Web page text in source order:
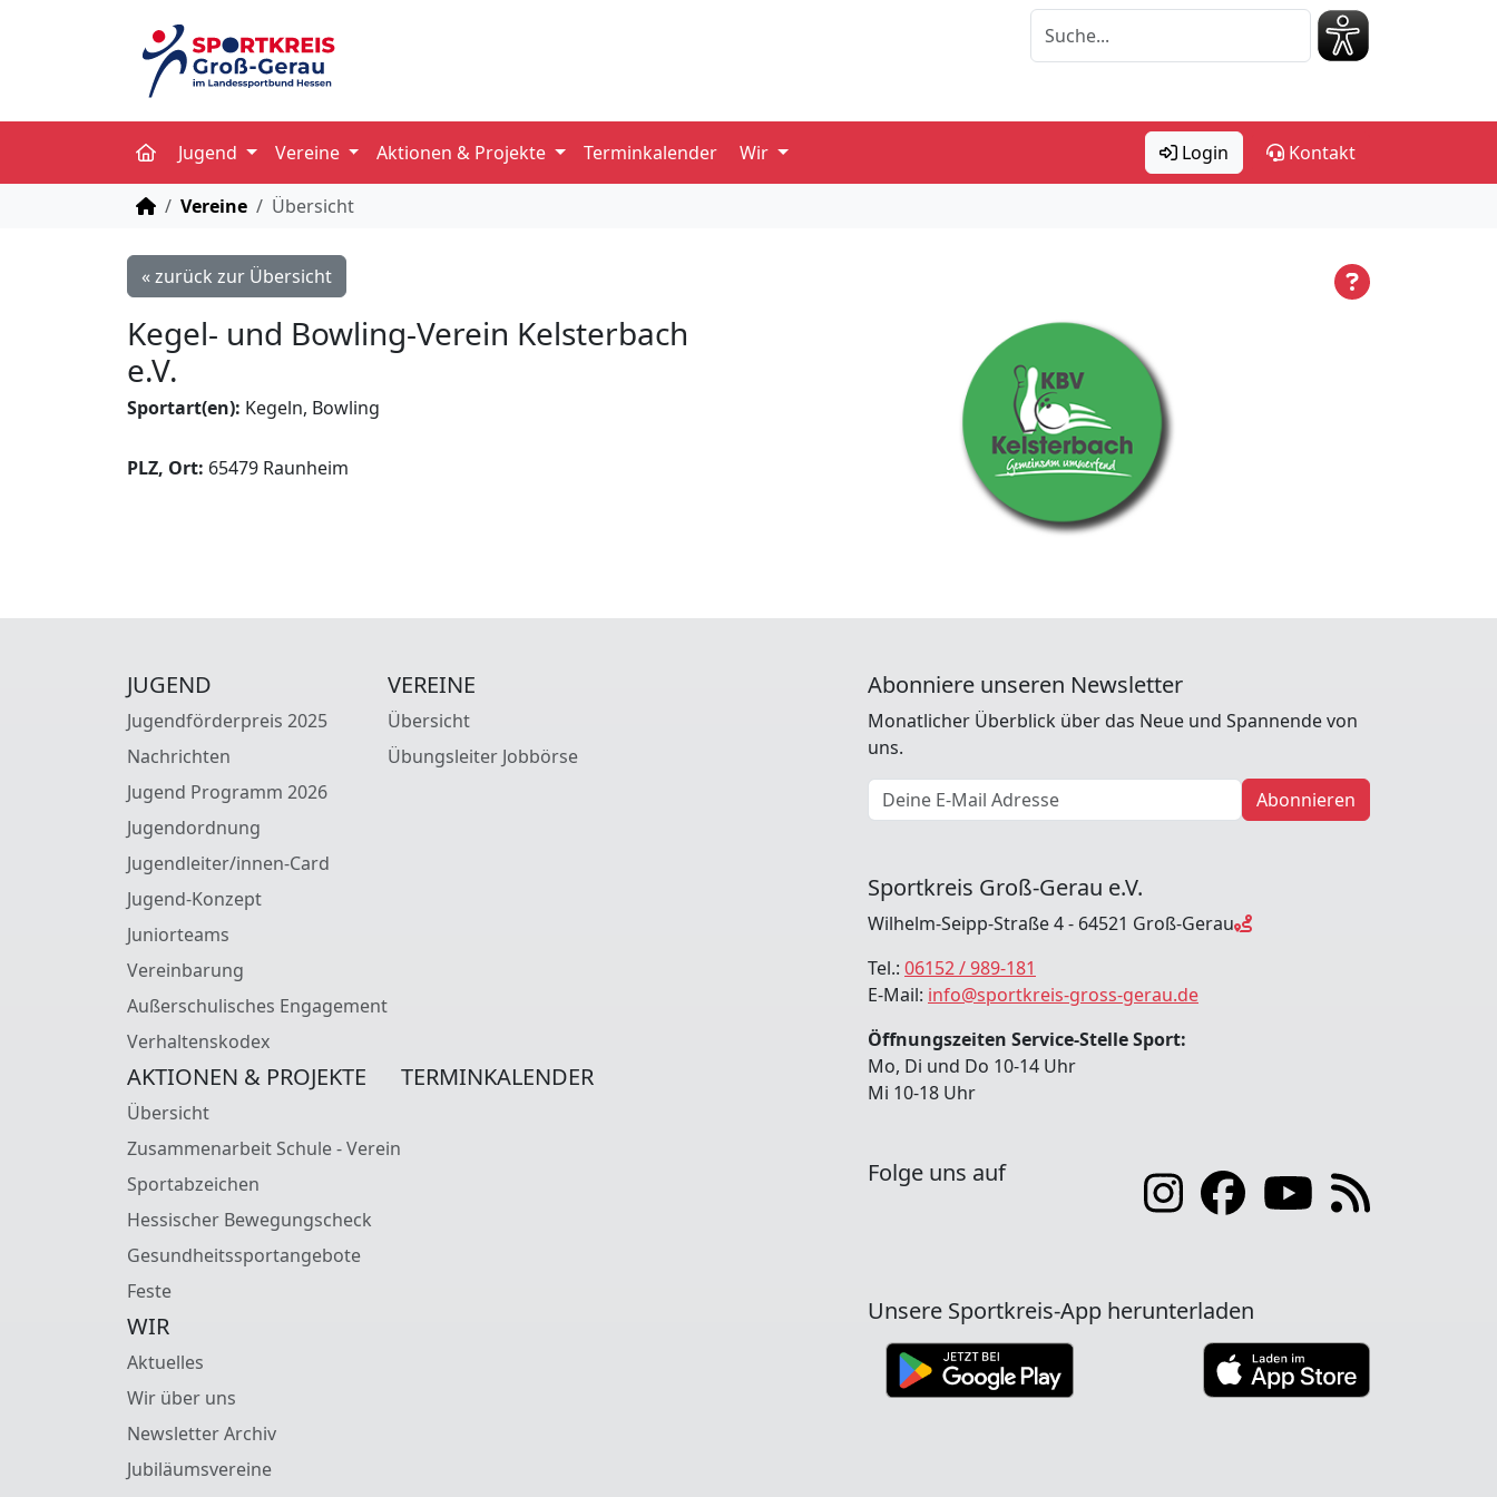
Jugend Vereine Aktionen & Projekte Terminkalender Wir Login Kontakt
STARTSEITE
Vereine Übersicht
« zurück zur Übersicht
Kegel- und Bowling-Verein Kelsterbach
e.V.
Sportart(en): Kegeln, Bowling
PLZ, Ort: 65479 Raunheim
JUGEND
Jugendförderpreis 2025
Nachrichten
Jugend Programm 2026
Jugendordnung
Jugendleiter/innen-Card
Jugend-Konzept
Juniorteams
Vereinbarung
Außerschulisches Engagement
Verhaltenskodex
VEREINE
Übersicht
Übungsleiter Jobbörse
AKTIONEN & PROJEKTE
Übersicht
Zusammenarbeit Schule - Verein
Sportabzeichen
Hessischer Bewegungscheck
Gesundheitssportangebote
Feste
TERMINKALENDER
WIR
Aktuelles
Wir über uns
Newsletter Archiv
Jubiläumsvereine
Abonniere unseren Newsletter
Monatlicher Überblick über das Neue und Spannende von
uns.
E-Mail Adresse
Abonnieren
Sportkreis Groß-Gerau e.V.
Wilhelm-Seipp-Straße 4 - 64521 Groß-Gerau
Tel.: 06152 / 989-181
E-Mail: info@sportkreis-gross-gerau.de
Öffnungszeiten Service-Stelle Sport:
Mo, Di und Do 10-14 Uhr
Mi 10-18 Uhr
Folge uns auf
Unsere Sportkreis-App herunterladen